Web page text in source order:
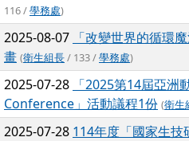
116 /學務處)
2025-08-07 「改變世界的循環
畫 (衛生組長/ 133 /學務處)
2025-07-28 「2025第14屆亞
Conference」活動議程1份 (衛生
2025-07-28 114年度「國家生技